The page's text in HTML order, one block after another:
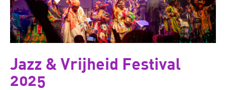
Jazz & Vrijheid Festival
2025